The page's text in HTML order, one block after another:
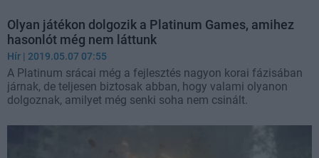
Olyan játékon dolgozik a Platinum Games, amihez
hasonlót még nem láttunk
Hír | 2019.05.07 07:55
A Platinum srácai még a fejlesztés nagyon korai fázisában
járnak, de teljesen biztosak abban, hogy valami olyanon
dolgoznak, amilyet még senki soha nem csinált.